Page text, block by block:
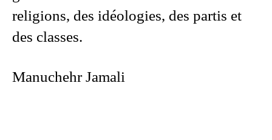
religions, des idéologies, des partis et
des classes.
Manuchehr Jamali